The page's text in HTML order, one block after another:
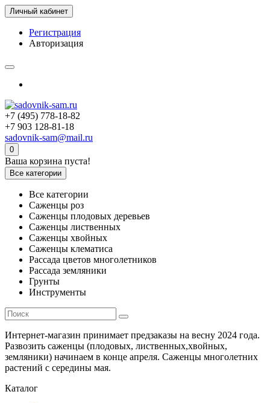
Личный кабинет
Регистрация
Авторизация
+7 (495) 778-18-82
+7 903 128-81-18
sadovnik-sam@mail.ru
0
Ваша корзина пуста!
Все категории
Все категории
Саженцы роз
Саженцы плодовых деревьев
Саженцы лиственных
Саженцы хвойных
Саженцы клематиса
Рассада цветов многолетников
Рассада земляники
Грунты
Инструменты
Интернет-магазин принимает предзаказы на весну 2024 года.
Развозить саженцы (плодовых, лиственных,хвойных,
земляники) начинаем в конце апреля. Саженцы многолетних
растений с середины мая.
Каталог